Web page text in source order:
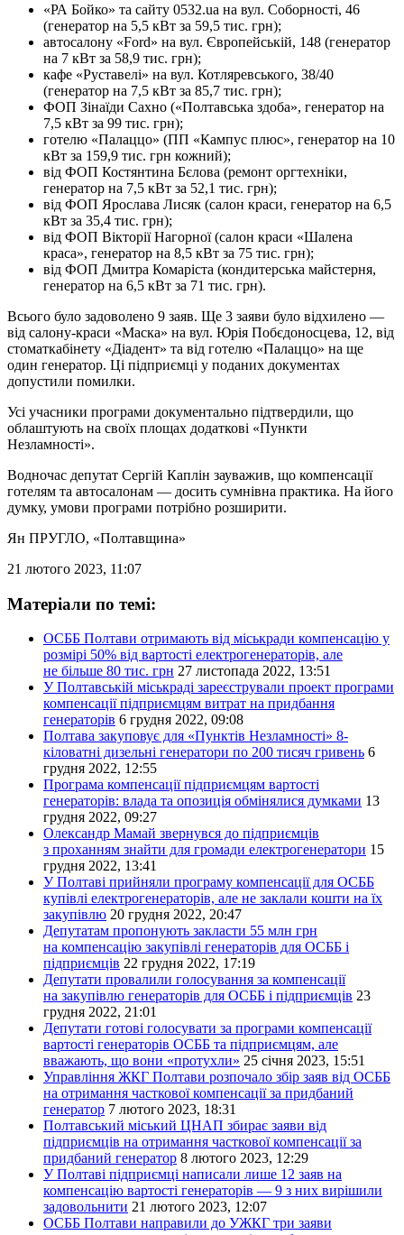
«РА Бойко» та сайту 0532.ua на вул. Соборності, 46
(генератор на 5,5 кВт за 59,5 тис. грн);
автосалону «Ford» на вул. Європейській, 148 (генератор
на 7 кВт за 58,9 тис. грн);
кафе «Руставелі» на вул. Котляревського, 38/40
(генератор на 7,5 кВт за 85,7 тис. грн);
ФОП Зінаїди Сахно («Полтавська здоба», генератор на
7,5 кВт за 99 тис. грн);
готелю «Палаццо» (ПП «Кампус плюс», генератор на 10
кВт за 159,9 тис. грн кожний);
від ФОП Костянтина Бєлова (ремонт оргтехніки,
генератор на 7,5 кВт за 52,1 тис. грн);
від ФОП Ярослава Лисяк (салон краси, генератор на 6,5
кВт за 35,4 тис. грн);
від ФОП Вікторії Нагорної (салон краси «Шалена
краса», генератор на 8,5 кВт за 75 тис. грн);
від ФОП Дмитра Комаріста (кондитерська майстерня,
генератор на 6,5 кВт за 71 тис. грн).
Всього було задоволено 9 заяв. Ще 3 заяви було відхилено —
від салону-краси «Маска» на вул. Юрія Побєдоносцева, 12, від
стоматкабінету «Діадент» та від готелю «Палаццо» на ще
один генератор. Ці підприємці у поданих документах
допустили помилки.
Усі учасники програми документально підтвердили, що
облаштують на своїх площах додаткові «Пункти
Незламності».
Водночас депутат Сергій Каплін зауважив, що компенсації
готелям та автосалонам — досить сумнівна практика. На його
думку, умови програми потрібно розширити.
Ян ПРУГЛО, «Полтавщина»
21 лютого 2023, 11:07
Матеріали по темі:
ОСББ Полтави отримають від міськради компенсацію у
розмірі 50% від вартості електрогенераторів, але
не більше 80 тис. грн 27 листопада 2022, 13:51
У Полтавській міськраді зареєстрували проект програми
компенсації підприємцям витрат на придбання
генераторів 6 грудня 2022, 09:08
Полтава закуповує для «Пунктів Незламності» 8-
кіловатні дизельні генератори по 200 тисяч гривень 6
грудня 2022, 12:55
Програма компенсації підприємцям вартості
генераторів: влада та опозиція обмінялися думками 13
грудня 2022, 09:27
Олександр Мамай звернувся до підприємців
з проханням знайти для громади електрогенератори 15
грудня 2022, 13:41
У Полтаві прийняли програму компенсації для ОСББ
купівлі електрогенераторів, але не заклали кошти на їх
закупівлю 20 грудня 2022, 20:47
Депутатам пропонують закласти 55 млн грн
на компенсацію закупівлі генераторів для ОСББ і
підприємців 22 грудня 2022, 17:19
Депутати провалили голосування за компенсації
на закупівлю генераторів для ОСББ і підприємців 23
грудня 2022, 21:01
Депутати готові голосувати за програми компенсації
вартості генераторів ОСББ та підприємцям, але
вважають, що вони «протухли» 25 січня 2023, 15:51
Управління ЖКГ Полтави розпочало збір заяв від ОСББ
на отримання часткової компенсації за придбаний
генератор 7 лютого 2023, 18:31
Полтавський міський ЦНАП збирає заяви від
підприємців на отримання часткової компенсації за
придбаний генератор 8 лютого 2023, 12:29
У Полтаві підприємці написали лише 12 заяв на
компенсацію вартості генераторів — 9 з них вирішили
задовольнити 21 лютого 2023, 12:07
ОСББ Полтави направили до УЖКГ три заяви